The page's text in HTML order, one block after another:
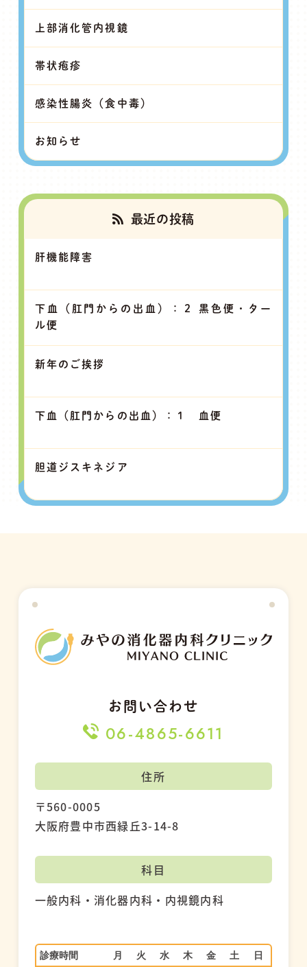
上部消化管内視鏡
帯状疱疹
感染性腸炎（食中毒）
お知らせ
最近の投稿
肝機能障害
下血（肛門からの出血）：２ 黒色便・ター
ル便
新年のご挨拶
下血（肛門からの出血）：１ 血便
胆道ジスキネジア
お問い合わせ
06-4865-6611
住所
〒560-0005
大阪府豊中市西緑丘3-14-8
科目
一般内科・消化器内科・内視鏡内科
診療時間 月 火 水 木 金 土
日